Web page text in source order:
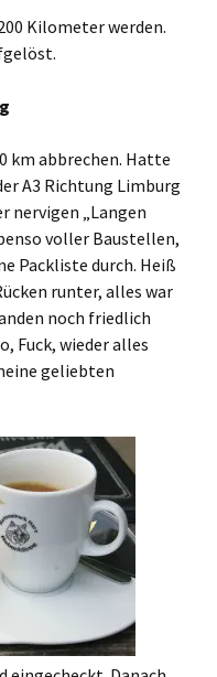
Kilometer werden.
km abbrechen. Hatte
A3 Richtung Limburg
nervigen „Langen
voller Baustellen,
Packliste durch. Heiß
runter, alles war
noch friedlich
Fuck, wieder alles
geliebten